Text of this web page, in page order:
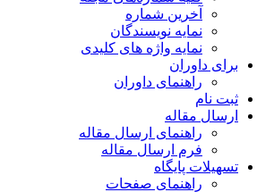
آخرین شماره
نمایه نویسندگان
نمایه واژه های کلیدی
برای داوران
راهنمای داوران
ثبت نام
ارسال مقاله
راهنمای ارسال مقاله
فرم ارسال مقاله
تسهیلات پایگاه
راهنمای صفحات